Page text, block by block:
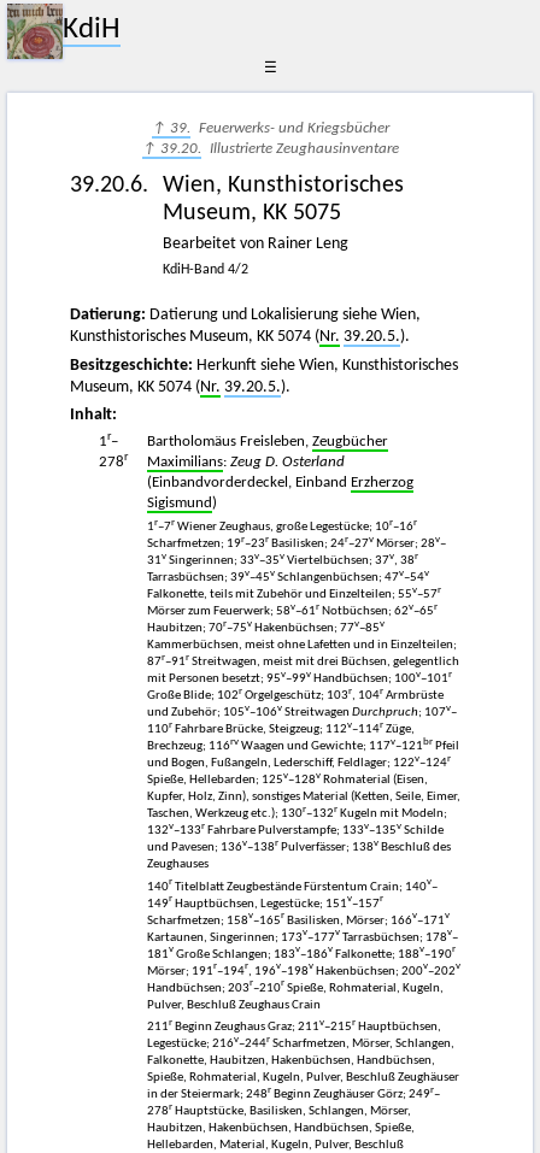
KdiH
☰
↑ 39. Feuerwerks- und Kriegsbücher
↑ 39.20. Illustrierte Zeughausinventare
39.20.6.
Wien, Kunsthistorisches
Museum, KK 5075
Bearbeitet von Rainer Leng
KdiH-Band 4/2
Datierung: Datierung und Lokalisierung siehe Wien,
Kunsthistorisches Museum, KK 5074 ( Nr. 39.20.5.).
Besitzgeschichte: Herkunft siehe Wien, Kunsthistorisches
Museum, KK 5074 (Nr. 39.20.5.).
Inhalt:
1r–
278r
Bartholomäus Freisleben, Zeugbücher
Maximilians: Zeug D. Osterland
(Einbandvorderdeckel, Einband Erzherzog
Sigismund )
1r–7r Wiener Zeughaus, große Legestücke; 10r–16r
Scharfmetzen; 19r–23r Basilisken; 24r–27v Mörser; 28v–
31v Singerinnen; 33v–35v Viertelbüchsen; 37v, 38r
Tarrasbüchsen; 39v–45v Schlangenbüchsen; 47v–54v
Falkonette, teils mit Zubehör und Einzelteilen; 55v–57r
Mörser zum Feuerwerk; 58v–61r Notbüchsen; 62v–65r
Haubitzen; 70r–75v Hakenbüchsen; 77v–85v
Kammerbüchsen, meist ohne Lafetten und in Einzelteilen;
87r–91r Streitwagen, meist mit drei Büchsen, gelegentlich
mit Personen besetzt; 95v–99v Handbüchsen; 100v–101r
Große Blide; 102r Orgelgeschütz; 103r, 104r Armbrüste
und Zubehör; 105v–106v StreitwagenDurchpruch; 107v–
110r Fahrbare Brücke, Steigzeug; 112v–114r Züge,
Brechzeug; 116rv Waagen und Gewichte; 117v–121 br Pfeil
und Bogen, Fußangeln, Lederschiff, Feldlager; 122v–124r
Spieße, Hellebarden; 125v–128v Rohmaterial (Eisen,
Kupfer, Holz, Zinn), sonstiges Material (Ketten, Seile, Eimer,
Taschen, Werkzeug etc.); 130r–132r Kugeln mit Modeln;
132v–133r Fahrbare Pulverstampfe; 133v–135v Schilde
und Pavesen; 136v–138r Pulverfässer; 138v Beschluß des
Zeughauses
140r Titelblatt Zeugbestände Fürstentum Crain; 140v–
149r Hauptbüchsen, Legestücke; 151v–157r
Scharfmetzen; 158v–165r Basilisken, Mörser; 166v–171v
Kartaunen, Singerinnen; 173v–177v Tarrasbüchsen; 178v–
181v Große Schlangen; 183v–186v Falkonette; 188v–190r
Mörser; 191r–194r, 196v–198v Hakenbüchsen; 200v–202v
Handbüchsen; 203r–210r Spieße, Rohmaterial, Kugeln,
Pulver, Beschluß Zeughaus Crain
211r Beginn Zeughaus Graz; 211v–215r Hauptbüchsen,
Legestücke; 216v–244r Scharfmetzen, Mörser, Schlangen,
Falkonette, Haubitzen, Hakenbüchsen, Handbüchsen,
Spieße, Rohmaterial, Kugeln, Pulver, Beschluß Zeughäuser
in der Steiermark; 248r Beginn Zeughäuser Görz; 249r–
278r Hauptstücke, Basilisken, Schlangen, Mörser,
Haubitzen, Hakenbüchsen, Handbüchsen, Spieße,
Hellebarden, Material, Kugeln, Pulver, Beschluß